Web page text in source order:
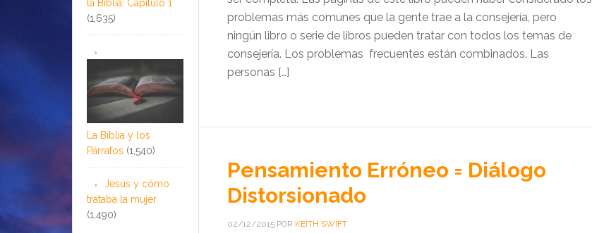
problemas más comunes que la gente trae a la consejería, pero
ningún libro o serie de libros pueden tratar con todos los temas de
consejería. Los problemas frecuentes están combinados. Las
personas […]
Pensamiento Erróneo = Diálogo
Distorsionado
02/12/2015 POR KEITH SWIFT
la Biblia: Capítulo 1
(1,635)
La Biblia y los
Párrafos (1,540)
Jesús y cómo
trataba la mujer
(1,490)